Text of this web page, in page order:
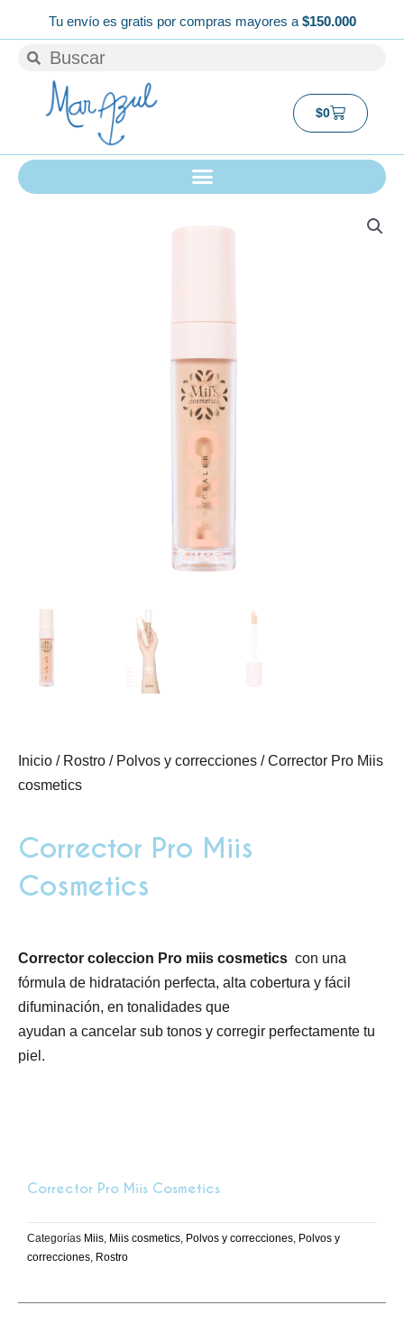
contenido
Tu envío es gratis por compras mayores a $150.000
BuscarBuscar
$0Carrito
Inicio / Rostro / Polvos y correcciones / Corrector Pro Miis
cosmetics
Corrector Pro Miis
Cosmetics
Corrector coleccion Pro miis cosmetics con una
fórmula de hidratación perfecta, alta cobertura y fácil
difuminación, en tonalidades que
ayudan a cancelar sub tonos y corregir perfectamente tu
piel.
Corrector Pro Miis Cosmetics
Categorías Miis Miis cosmetics Polvos y correcciones
Polvos y
correcciones
Rostro